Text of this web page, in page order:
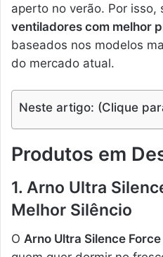
aperto no verão. Por isso,
ventiladores com melhor
baseados nos modelos
do mercado atual.
Neste artigo: (Clique
Produtos em
1. Arno Ultra
Melhor Silêncio
O Arno Ultra Silence Force